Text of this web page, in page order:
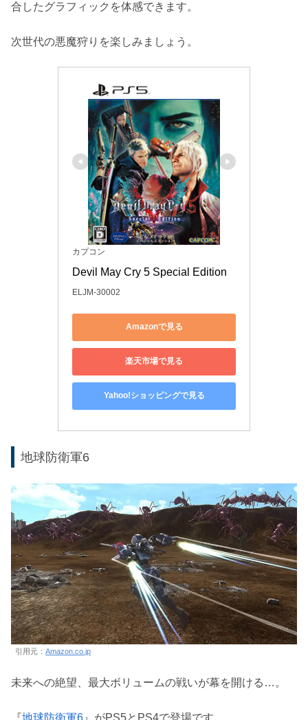
合したグラフィックを体感できます。
次世代の悪魔狩りを楽しみましょう。
カプコン
Devil May Cry 5 Special Edition
ELJM-30002
Amazonで見る
楽天市場で見る
Yahoo!ショッピングで見る
地球防衛軍6
引用元： Amazon.co.jp
未来への絶望、最大ボリュームの戦いが幕を開ける…。
『地球防衛軍6 』がPS5とPS4で登場です。